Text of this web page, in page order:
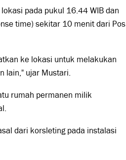
pada pukul 16.44 WIB dan
time) sekitar 10 menit dari Pos
ke lokasi untuk melakukan
lain," ujar Mustari.
rumah permanen milik
dari korsleting pada instalasi